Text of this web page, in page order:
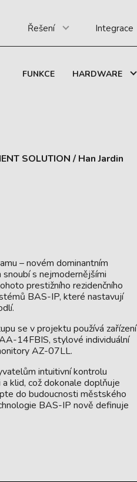
Řešení Integrace
FUNKCE HARDWARE
SOLUTION / Han Jardin
– novém dominantním
s nejmodernějšími
prestižního rezidenčního
BAS-IP, které nastavují
se v projektu používá zařízení
14FBIS, stylové individuální
AZ-07LL.
intuitivní kontrolu
klid, což dokonale doplňuje
do budoucnosti městského
BAS-IP nově definuje